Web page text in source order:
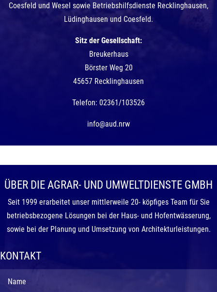
Coesfeld und Wesel sowie Betriebshilfsdienste Recklinghausen,
Lüdinghausen und Coesfeld.
Sitz der Gesellschaft:
Breukerhaus
Börster Weg 20
45657 Recklinghausen
Telefon: 02361/103526
info@aud.nrw
ÜBER DIE AGRAR- UND UMWELTDIENSTE GMBH
Seit 1999 erarbeitet unser mittlerweile 20- köpfiges Team für Sie
betriebsbezogene Lösungen bei der Haus- und Hofentwässerung,
sowie bei der Planung und Umsetzung von Architekturleistungen.
KONTAKT